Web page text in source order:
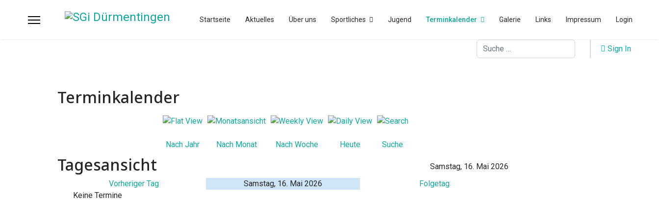
Startseite Aktuelles Über uns Sportliches Jugend Terminkalender Galerie Links Impressum Login
Suchen Sign In
Terminkalender
Nach Jahr Nach Monat Nach Woche Heute Suche
Tagesansicht
Samstag, 16. Mai 2026
Vorheriger Tag
Samstag, 16. Mai 2026
Folgetag
Keine Termine